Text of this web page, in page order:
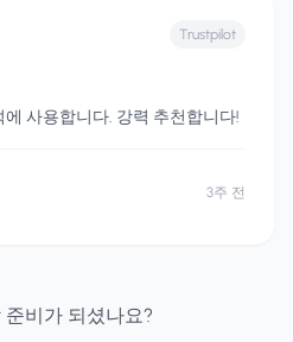
Trustpilot
사용합니다. 강력 추천합니다!
3주 전
준비가 되셨나요?